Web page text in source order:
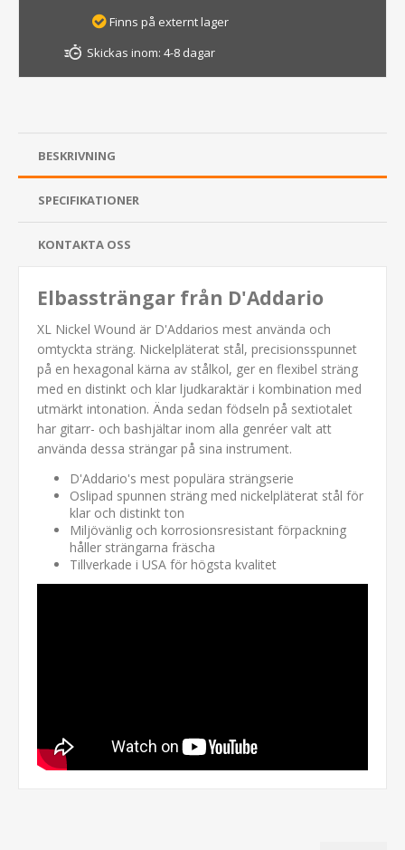
Finns på externt lager
Skickas inom: 4-8 dagar
BESKRIVNING
SPECIFIKATIONER
KONTAKTA OSS
Elbassträngar från D'Addario
XL Nickel Wound är D'Addarios mest använda och
omtyckta sträng. Nickelpläterat stål, precisionsspunnet
på en hexagonal kärna av stålkol, ger en flexibel sträng
med en distinkt och klar ljudkaraktär i kombination med
utmärkt intonation. Ända sedan födseln på sextiotalet
har gitarr- och bashjältar inom alla genréer valt att
använda dessa strängar på sina instrument.
D'Addario's mest populära strängserie
Oslipad spunnen sträng med nickelpläterat stål för
klar och distinkt ton
Miljövänlig och korrosionsresistant förpackning
håller strängarna fräscha
Tillverkade i USA för högsta kvalitet